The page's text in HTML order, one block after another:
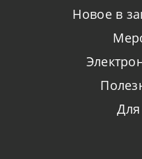
Новое в